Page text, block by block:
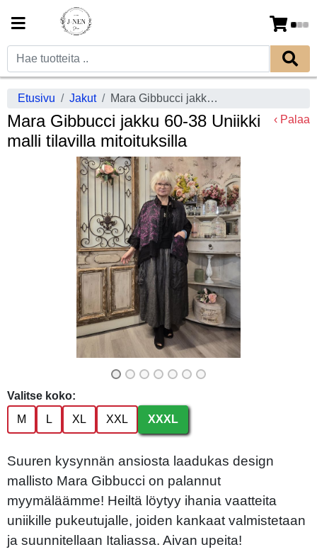
Etusivu Jakut Mara Gibbucci jakku 60-38 Uniikki malli tilavilla mitoituksilla
Mara Gibbucci jakku 60-38 Uniikki
malli tilavilla mitoituksilla
‹ Palaa
Previous
Valitse koko:
M
L XL XXL XXXL
Suuren kysynnän ansiosta laadukas design
mallisto Mara Gibbucci on palannut
myymäläämme! Heiltä löytyy ihania vaatteita
uniikille pukeutujalle, joiden kankaat valmistetaan
ja suunnitellaan Italiassa. Aivan upeita!